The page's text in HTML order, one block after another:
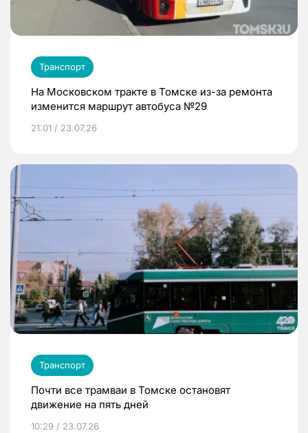
Транспорт
На Московском тракте в Томске из-за ремонта
изменится маршрут автобуса №29
21:01 / 23.07.26
Транспорт
Почти все трамваи в Томске остановят
движение на пять дней
10:29 / 23.07.26